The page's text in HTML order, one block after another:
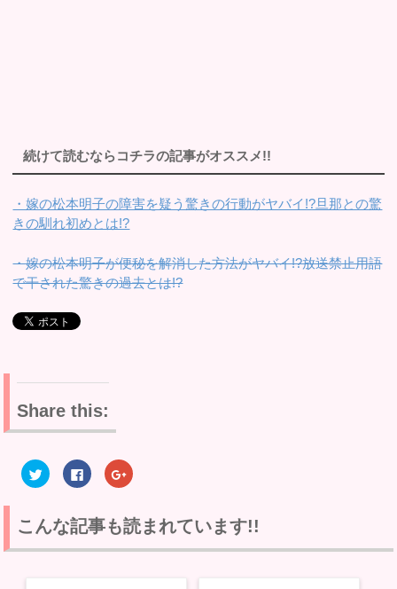
続けて読むならコチラの記事がオススメ!!
・嫁の松本明子の障害を疑う驚きの行動がヤバイ!?旦那との驚
きの馴れ初めとは!?
・嫁の松本明子が便秘を解消した方法がヤバイ!?放送禁止用語
で干された驚きの過去とは!?
Share this:
ク
リ
て
T
w
i
F
a
o
o
k
で
ク
リ
し
て
G
o
o
こんな記事も読まれています!!